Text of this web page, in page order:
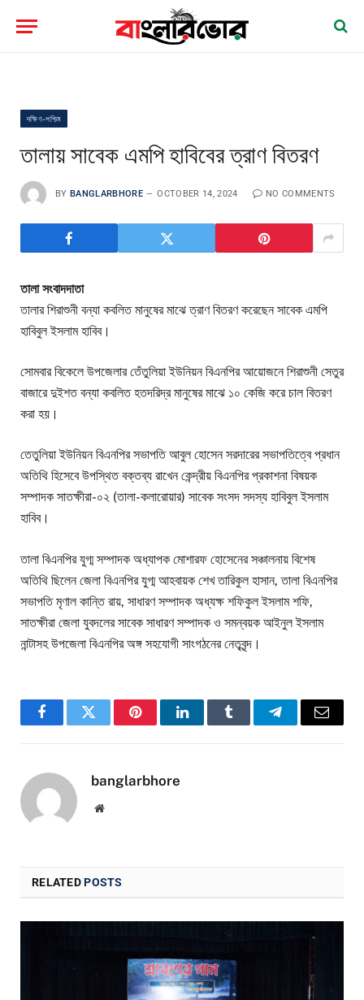
দক্ষিণ-পশ্চিম
তালায় সাবেক এমপি হাবিবের ত্রাণ বিতরণ
BY BANGLARBHORE OCTOBER 14, 2024 NO COMMENTS
তালা সংবাদদাতা
তালার শিরাশুনী বন্যা কবলিত মানুষের মাঝে ত্রাণ বিতরণ করেছেন সাবেক এমপি
হাবিবুল ইসলাম হাবিব।
সোমবার বিকেলে উপজেলার তেঁতুলিয়া ইউনিয়ন বিএনপির আয়োজনে শিরাশুনী সেতুর
বাজারে দুইশত বন্যা কবলিত হতদরিদ্র মানুষের মাঝে ১০ কেজি করে চাল বিতরণ
করা হয়।
তেতুলিয়া ইউনিয়ন বিএনপির সভাপতি আবুল হোসেন সরদারের সভাপতিত্বে প্রধান
অতিথি হিসেবে উপস্থিত বক্তব্য রাখেন কেন্দ্রীয় বিএনপির প্রকাশনা বিষয়ক
সম্পাদক সাতক্ষীরা-০২ (তালা-কলারোয়ার) সাবেক সংসদ সদস্য হাবিবুল ইসলাম
হাবিব।
তালা বিএনপির যুগ্ম সম্পাদক অধ্যাপক মোশারফ হোসেনের সঞ্চালনায় বিশেষ
অতিথি ছিলেন জেলা বিএনপির যুগ্ম আহবায়ক শেখ তারিকুল হাসান, তালা বিএনপির
সভাপতি মৃণাল কান্তি রায়, সাধারণ সম্পাদক অধ্যক্ষ শফিকুল ইসলাম শফি,
সাতক্ষীরা জেলা যুবদলের সাবেক সাধারণ সম্পাদক ও সমন্বয়ক আইনুল ইসলাম
নান্টাসহ উপজেলা বিএনপির অঙ্গ সহযোগী সাংগঠনের নেতৃবৃন্দ।
FacebookTwitter PinterestLinkedInTumblr TelegramEmail
banglarbhore
Website
RELATEDPOSTS